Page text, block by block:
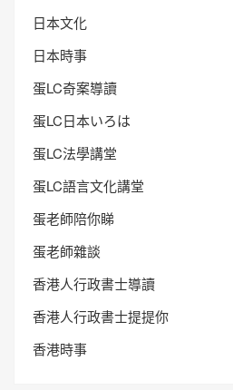
日本文化
日本時事
蛋LC奇案導讀
蛋LC日本いろは
蛋LC法學講堂
蛋LC語言文化講堂
蛋老師陪你睇
蛋老師雜談
香港人行政書士導讀
香港人行政書士提提你
香港時事